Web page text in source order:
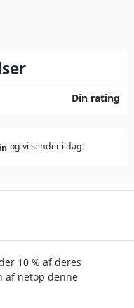
Din rating
og vi sender i dag!
10 % af deres
af netop denne